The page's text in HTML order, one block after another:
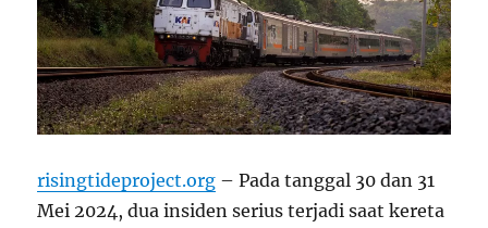
risingtideproject.org – Pada tanggal 30 dan 31
Mei 2024, dua insiden serius terjadi saat kereta